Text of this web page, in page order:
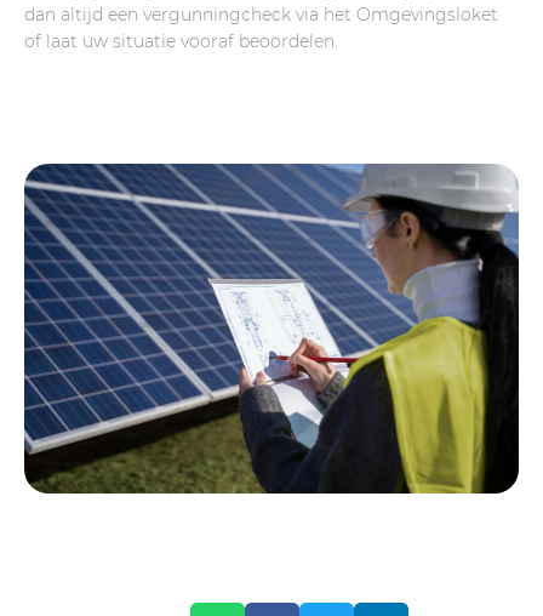
dan altijd een vergunningcheck via het Omgevingsloket
of laat uw situatie vooraf beoordelen.